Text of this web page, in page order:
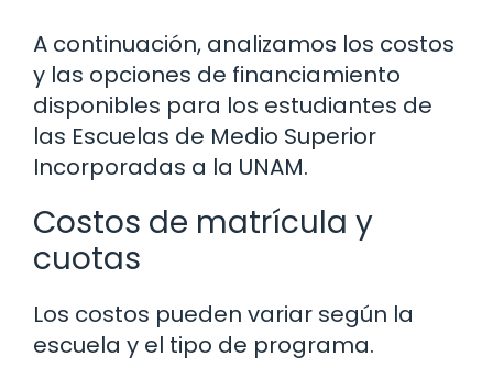
A continuación, analizamos los costos
y las opciones de financiamiento
disponibles para los estudiantes de
las Escuelas de Medio Superior
Incorporadas a la UNAM.
Costos de matrícula y
cuotas
Los costos pueden variar según la
escuela y el tipo de programa.